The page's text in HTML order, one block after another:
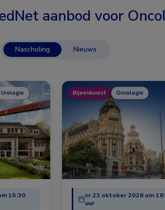
aanbod voor
Nascholing Nieuws
15:30
Bijeenkomst Oncologie
vr 23 oktober 2026 om
uur